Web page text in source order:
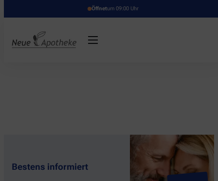
Öffnetum 09:00 Uhr
Bestens informiert